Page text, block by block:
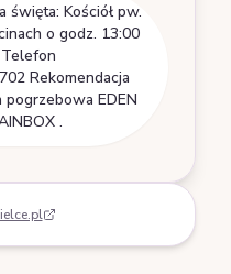
święta: Kościół pw.
o godz. 13:00
Rekomendacja
EDEN
.